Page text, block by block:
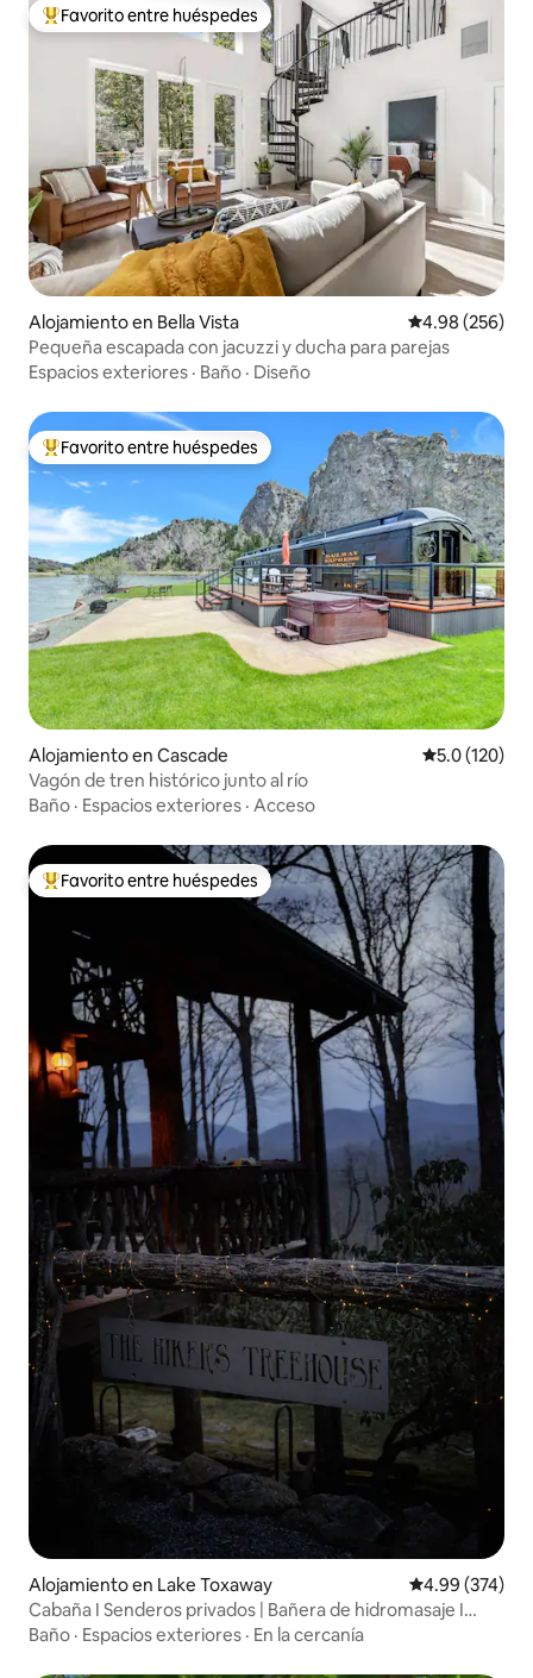
Favorito entre huéspedes preferido
Favorito entre huéspedes
Alojamiento en Bella Vista Calificación
4.98 (256)
Pequeña escapada con jacuzzi y ducha para parejas
Espacios exteriores · Baño · Diseño
Favorito entre huéspedes preferido
Favorito entre huéspedes
Alojamiento en Cascade Calificación
5.0 (120)
Vagón de tren histórico junto al río
Baño · Espacios exteriores · Acceso
Favorito entre huéspedes preferido
Favorito entre huéspedes
Alojamiento en Lake Toxaway Calificación
4.99 (374)
Cabaña I Senderos privados | Bañera de hidromasaje I
Sauna
Baño · Espacios exteriores · En la cercanía